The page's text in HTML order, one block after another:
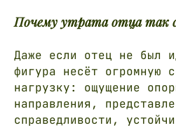
Почему утрата отца так
Даже если отец не был
фигура несёт огромную
нагрузку: ощущение
направления,
справедливости,